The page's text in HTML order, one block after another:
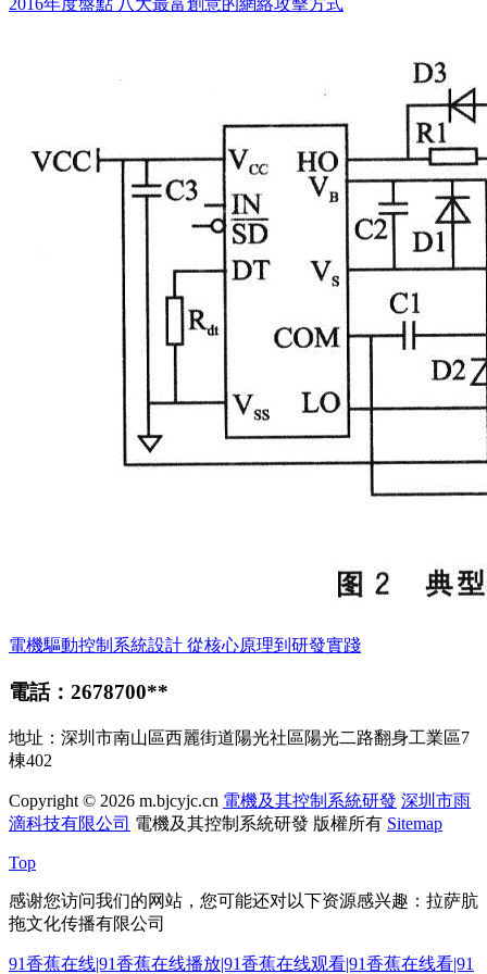
2016年度盤點 八大最富創意的網絡攻擊方式
電機驅動控制系統設計 從核心原理到研發實踐
電話：2678700**
地址：深圳市南山區西麗街道陽光社區陽光二路翻身工業區7
棟402
Copyright © 2026 m.bjcyjc.cn 電機及其控制系統研發 深圳市雨
滴科技有限公司 電機及其控制系統研發 版權所有 Sitemap
Top
感谢您访问我们的网站，您可能还对以下资源感兴趣：拉萨肮
拖文化传播有限公司
91香蕉在线|91香蕉在线播放|91香蕉在线观看|91香蕉在线看|91